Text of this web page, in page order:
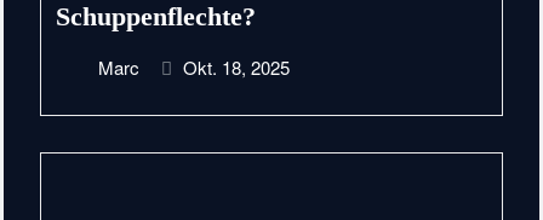
Schuppenflechte?
Marc Okt. 18, 2025